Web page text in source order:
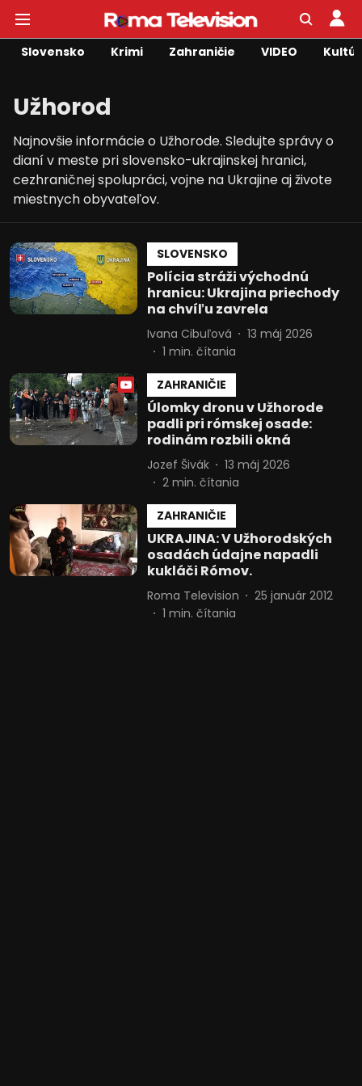
Slovensko Krimi Zahraničie VIDEO
Užhorod
Najnovšie informácie o Užhorode. Sledujte správy o
dianí v meste pri slovensko-ukrajinskej hranici,
cezhraničnej spolupráci, vojne na Ukrajine aj živote
miestnych obyvateľov.
SLOVENSKO
Polícia stráži východnú
hranicu: Ukrajina priechody
na chvíľu zavrela
Ivana Cibuľová
13 máj 2026
1 min. čítania
ZAHRANIČIE
Úlomky dronu v Užhorode
padli pri rómskej osade:
rodinám rozbili okná
Jozef Šivák
13 máj 2026
2 min. čítania
ZAHRANIČIE
UKRAJINA: V Užhorodských
osadách údajne napadli
kukláči Rómov.
Roma Television
25 január 2012
1 min. čítania